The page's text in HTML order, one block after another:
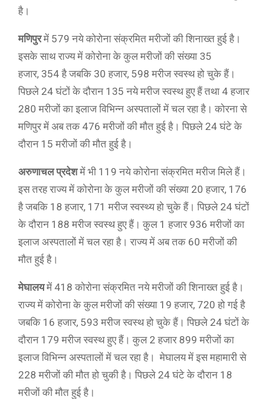
है।
मणिपुरमें 579 नये कोरोना संक्रमित मरीजों की शिनाख्त हुई है।
इसके साथ राज्य में कोरोना के कुल मरीजों की संख्या 35
हजार, 354 है जबकि 30 हजार, 598 मरीज स्वस्थ हो चुके हैं।
पिछले 24 घंटों के दौरान 135 नये मरीज स्वस्थ हुए हैं तथा 4 हजार
280 मरीजों का इलाज विभिन्न अस्पतालों में चल रहा है। कोरना से
मणिपुर में अब तक 476 मरीजों की मौत हुई है। पिछले 24 घंटे के
दौरान 15 मरीजों की मौत हुई है।
अरुणाचल प्रदेशमें भी 119 नये कोरोना संक्रमित मरीज मिले हैं।
इस तरह राज्य में कोरोना के कुल मरीजों की संख्या 20 हजार, 176
है जबकि 18 हजार, 171 मरीज स्वस्थ्य हो चुके हैं। पिछले 24 घंटों
के दौरान 188 मरीज स्वस्थ हुए हैं। कुल 1 हजार 936 मरीजों का
इलाज अस्पतालों में चल रहा है। राज्य में अब तक 60 मरीजों की
मौत हुई है।
मेघालयमें 418 कोरोना संक्रमित नये मरीजों की शिनाख्त हुई है।
राज्य में कोरोना के कुल मरीजों की संख्या 19 हजार, 720 हो गई है
जबकि 16 हजार, 593 मरीज स्वस्थ हो चुके हैं। पिछले 24 घंटों के
दौरान 179 मरीज स्वस्थ हुए हैं। कुल 2 हजार 899 मरीजों का
इलाज विभिन्न अस्पतालों में चल रहा है। मेघालय में इस महामारी से
228 मरीजों की मौत हो चुकी है। पिछले 24 घंटे के दौरान 18
मरीजों की मौत हुई है।